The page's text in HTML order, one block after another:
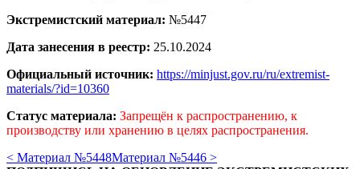
Экстремистский материал: №5447
Дата занесения в реестр: 25.10.2024
Официальный источник: https://minjust.gov.ru/ru/extremist-
materials/?id=10360
Статус материала: Запрещён к распространению, к
производству или хранению в целях распространения.
< Материал №5448Материал №5446 >